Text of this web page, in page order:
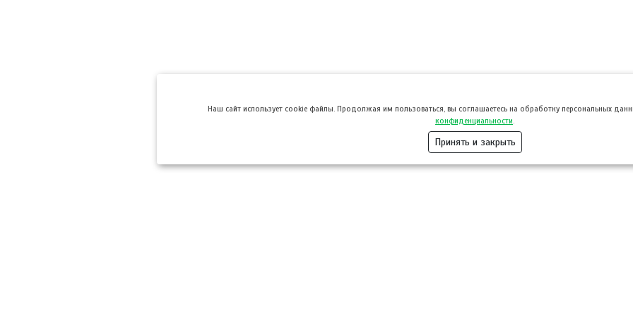
Hаш сайт использует cookie файлы. Продолжая им пользоваться, вы соглашаетесь на обработку персональных
конфиденциальности
Принять и закрыть